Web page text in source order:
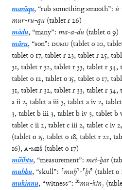
marāqu, “rub something smooth”: ú-
mur-ru-qu (tabletr26)
mādu, “many”: ma-a-du (tableto9)
māru, “son”: DUMU(tableto 10,
tableto 17,tabletr23,tabletr25,
31,tabletr32,tabletr33,tabletr34,
tableto 12,tableto 15,tableto 17,
31,tabletr32,tabletr33,tabletr34,
aii2,tabletaiii3,tabletaiv2,tablet
3,tabletbiii3,tabletbiv3,tabletb
tabletcii2,tabletciii2,tabletciv2,
(tableto 15,tableto 18,tabletr22,
16),A-MEŠ (tableto 17)
mišihtu, “measurement”: meš-ḫat(
muhhu, “skull”: ⸢muḫ⸣-⸢ḫi⸣ (tableto
mukinnu, “witness”: lúmu-kin₇ (